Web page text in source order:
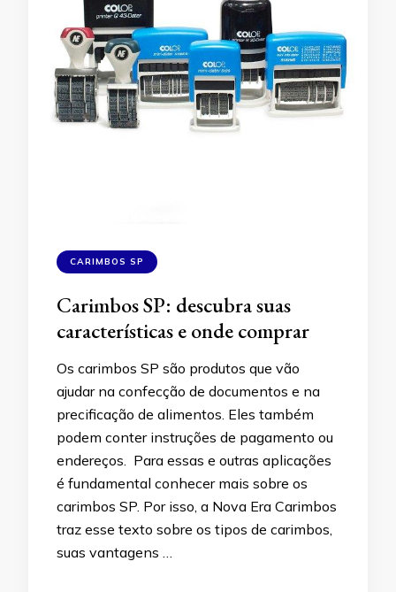
CARIMBOS SP
Carimbos SP: descubra suas
características e onde comprar
Os carimbos SP são produtos que vão
ajudar na confecção de documentos e na
precificação de alimentos. Eles também
podem conter instruções de pagamento ou
endereços. Para essas e outras aplicações
é fundamental conhecer mais sobre os
carimbos SP. Por isso, a Nova Era Carimbos
traz esse texto sobre os tipos de carimbos,
suas vantagens …